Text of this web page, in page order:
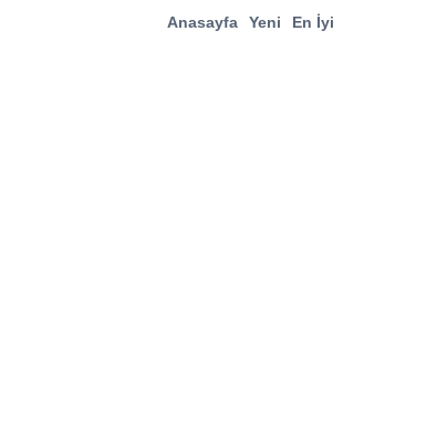
Anasayfa Yeni En İyi